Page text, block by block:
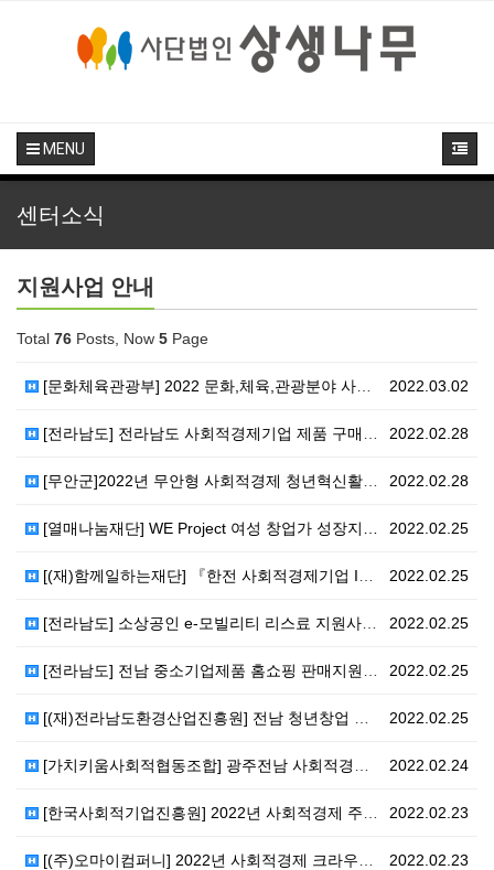
MENU
센터소식
지원사업 안내
Total 76 Posts, Now 5 Page
2022.03.02
[문화체육관광부] 2022 문화,체육,관광분야 사회적경…
2022.02.28
[전라남도] 전라남도 사회적경제기업 제품 구매실적 및 …
2022.02.28
[무안군]2022년 무안형 사회적경제 청년혁신활동가 지…
2022.02.25
[열매나눔재단] WE Project 여성 창업가 성장지…
2022.02.25
[(재)함께일하는재단] 『한전 사회적경제기업 ICT솔루…
2022.02.25
[전라남도] 소상공인 e-모빌리티 리스료 지원사업 (2…
2022.02.25
[전라남도] 전남 중소기업제품 홈쇼핑 판매지원사업 신청…
2022.02.25
[(재)전라남도환경산업진흥원] 전남 청년창업 후속지원 …
2022.02.24
[가치키움사회적협동조합] 광주전남 사회적경제기업 온라인…
2022.02.23
[한국사회적기업진흥원] 2022년 사회적경제 주요사업 …
2022.02.23
[(주)오마이컴퍼니] 2022년 사회적경제 크라우드펀딩…